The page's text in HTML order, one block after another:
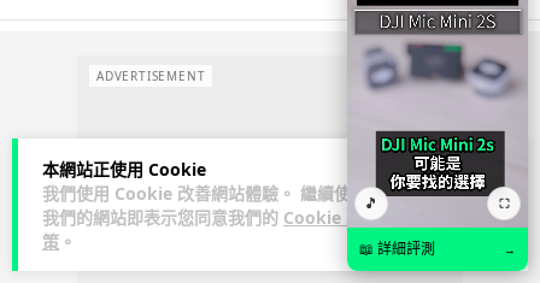
本網站正使用 Cookie
我們使用 Cookie 改善網站體驗。 繼續使用
我們的網站即表示您同意我們的 Cookie 政
策 。
ADVERTISEMENT
🎵 ⛶
📖 詳細評測 →